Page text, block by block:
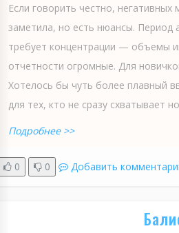
Если говорить честно,
заметила, но есть нюансы. Период
требует концентрации — объемы
отчетности огромные. Для
Хотелось бы чуть более плавный
для тех, кто не сразу схватывает
Подробнее >>
0 0 Добавить